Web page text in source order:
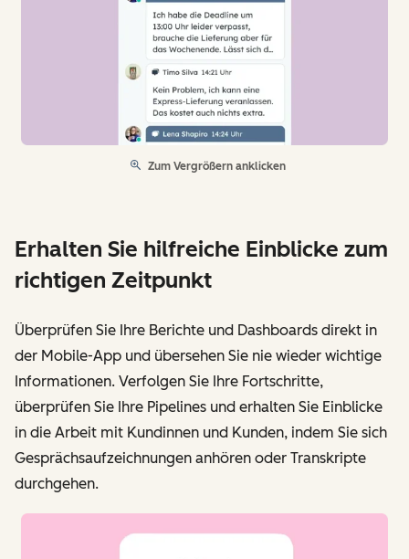
Zum Vergrößern anklicken
Erhalten Sie hilfreiche Einblicke zum
richtigen Zeitpunkt
Überprüfen Sie Ihre Berichte und Dashboards direkt in
der Mobile-App und übersehen Sie nie wieder wichtige
Informationen. Verfolgen Sie Ihre Fortschritte,
überprüfen Sie Ihre Pipelines und erhalten Sie Einblicke
in die Arbeit mit Kundinnen und Kunden, indem Sie sich
Gesprächsaufzeichnungen anhören oder Transkripte
durchgehen.